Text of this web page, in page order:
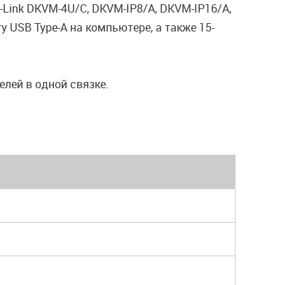
DKVM-4U/C, DKVM-IP8/A, DKVM-IP16/A,
Type-A на компьютере, а также 15-
в одной связке.